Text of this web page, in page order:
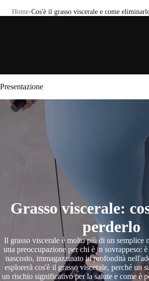
Home Cos'è il grasso viscerale e come
Presentazione
Grasso viscerale:
perderlo
Il grasso viscerale è molto più di un semplice
una preoccupazione per chi è in sovrappeso:
nascosto, immagazzinato in profondità
esplorerà cos'è il grasso viscerale, perché un
un rischio significativo per la salute e come è